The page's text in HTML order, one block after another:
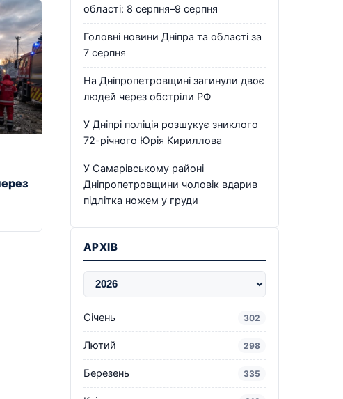
області: 8 серпня–9 серпня
Головні новини Дніпра та області за
7 серпня
На Дніпропетровщині загинули двоє
людей через обстріли РФ
У Дніпрі поліція розшукує зниклого
72-річного Юрія Кириллова
У Самарівському районі
Дніпропетровщини чоловік вдарив
підлітка ножем у груди
АРХІВ
Січень 302
Лютий 298
Березень 335